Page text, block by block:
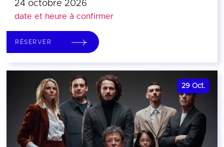
24 octobre 2026
date et heure à confirmer
RÉSERVER
29 Oct.